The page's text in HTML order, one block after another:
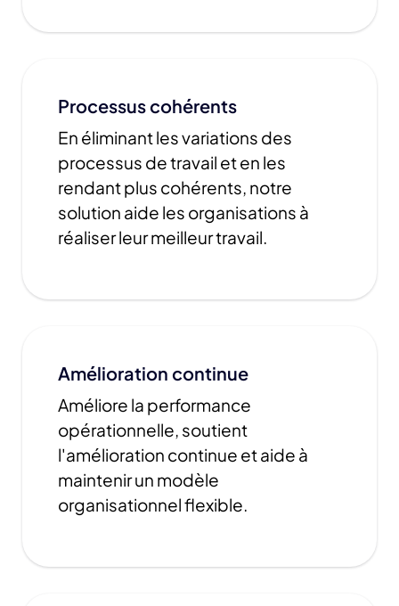
Processus cohérents
En éliminant les variations des
processus de travail et en les
rendant plus cohérents, notre
solution aide les organisations à
réaliser leur meilleur travail.
Amélioration continue
Améliore la performance
opérationnelle, soutient
l'amélioration continue et aide à
maintenir un modèle
organisationnel flexible.